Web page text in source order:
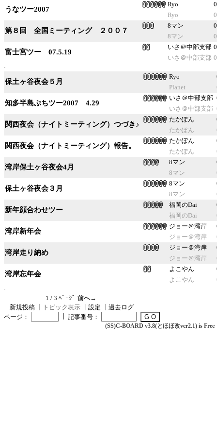
うなツー2007
Ryo
Ryo
第８回 全国ミーティング ２００７
8マン
8マン
富士宮ツー 07.5.19
いさ＠中部支部
いさ＠中部支部
保土ヶ谷夜会５月
Ryo
Planet
知多半島ぷちツー2007 4.29
いさ＠中部支部
いさ＠中部支部
関西夜会（ナイトミーティング）つづき♪
たかぽん
たかぽん
関西夜会（ナイトミーティング）報告。
たかぽん
たかぽん
湾岸保土ヶ谷夜会4月
8マン
8マン
保土ヶ谷夜会３月
8マン
8マン
新年顔合わせツー
福岡のDai
福岡のDai
湾岸新年会
ジョー＠湾岸
ジョー＠湾岸
湾岸走り納め
ジョー＠湾岸
ジョー＠湾岸
湾岸忘年会
よこやん
よこやん
1 / 3 ﾍﾟｰｼﾞ 前へ→
新規投稿
トピック表示 設定
過去ログ
ページ：
記事番号：
(SS)C-BOARD v3.8(とほほ改ver2.1) is Free